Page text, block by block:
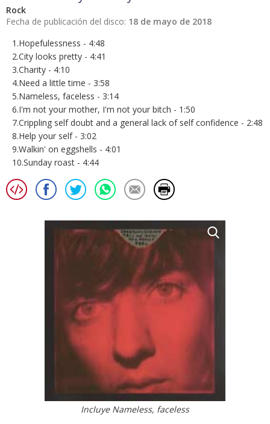
Rock
Fecha de publicación del disco: 18 de mayo de 2018
1.Hopefulessness - 4:48
2.City looks pretty - 4:41
3.Charity - 4:10
4.Need a little time - 3:58
5.Nameless, faceless - 3:14
6.I'm not your mother, I'm not your bitch - 1:50
7.Crippling self doubt and a general lack of self confidence - 2:48
8.Help your self - 3:02
9.Walkin' on eggshells - 4:01
10.Sunday roast - 4:44
Incluye Nameless, faceless